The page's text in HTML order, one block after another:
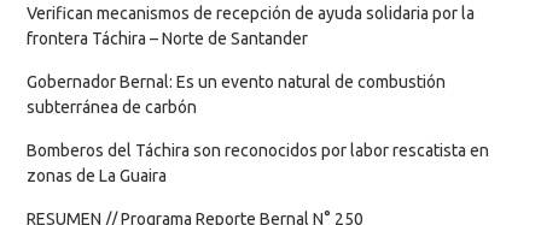
Verifican mecanismos de recepción de ayuda solidaria por la
frontera Táchira – Norte de Santander
Gobernador Bernal: Es un evento natural de combustión
subterránea de carbón
Bomberos del Táchira son reconocidos por labor rescatista en
zonas de La Guaira
RESUMEN // Programa Reporte Bernal N° 250